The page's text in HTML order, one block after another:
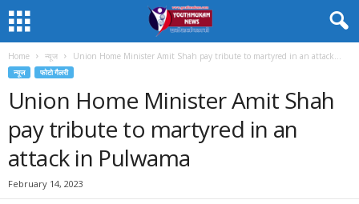
Home न्यूज Union Home Minister Amit Shah pay tribute to martyred in an attack...
न्यूज फोटो गैलरी
Union Home Minister Amit Shah
pay tribute to martyred in an
attack in Pulwama
February 14, 2023